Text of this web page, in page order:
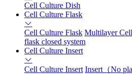
Cell Culture Dish
Cell Culture Flask
Cell Culture Flask Multilayer
flask closed system
Cell Culture Insert
Cell Culture Insert Insert（No